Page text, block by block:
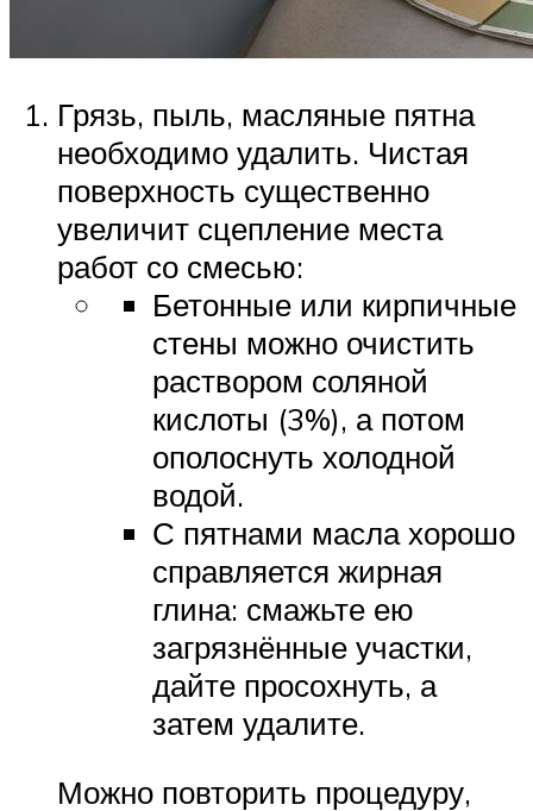
Грязь, пыль, масляные пятна
необходимо удалить. Чистая
поверхность существенно
увеличит сцепление места
работ со смесью:
Бетонные или кирпичные
стены можно очистить
раствором соляной
кислоты (3%), а потом
ополоснуть холодной
водой.
С пятнами масла хорошо
справляется жирная
глина: смажьте ею
загрязнённые участки,
дайте просохнуть, а
затем удалите.
Можно повторить процедуру,